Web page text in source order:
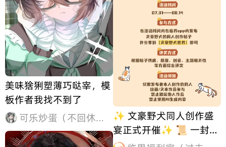
美味猞猁塑薄巧哒宰，模
板作者我找不到了
可乐炒蛋（不回休眠中
✨ 文豪野犬同人创作盛
宴正式开催✨ 📜 一封烙
印着异能光泽的匿名委托